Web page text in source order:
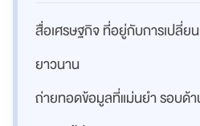
สื่อเศรษฐกิจ ที่อยู่กับการเปลี่ย
ยาวนาน
ถ่ายทอดข้อมูลที่แม่นยำ รอบด้